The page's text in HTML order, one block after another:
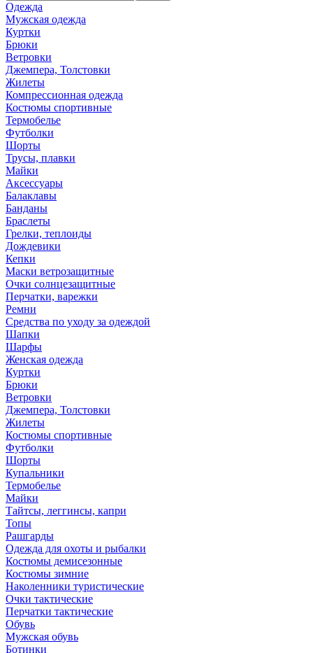
Одежда
Мужская одежда
Куртки
Брюки
Ветровки
Джемпера, Толстовки
Жилеты
Компрессионная одежда
Костюмы спортивные
Термобелье
Футболки
Шорты
Трусы, плавки
Майки
Аксессуары
Балаклавы
Банданы
Браслеты
Грелки, теплоиды
Дождевики
Кепки
Маски ветрозащитные
Очки солнцезащитные
Перчатки, варежки
Ремни
Средства по уходу за одеждой
Шапки
Шарфы
Женская одежда
Куртки
Брюки
Ветровки
Джемпера, Толстовки
Жилеты
Костюмы спортивные
Футболки
Шорты
Купальники
Термобелье
Майки
Тайтсы, леггинсы, капри
Топы
Рашгарды
Одежда для охоты и рыбалки
Костюмы демисезонные
Костюмы зимние
Наколенники туристические
Очки тактические
Перчатки тактические
Обувь
Мужская обувь
Ботинки